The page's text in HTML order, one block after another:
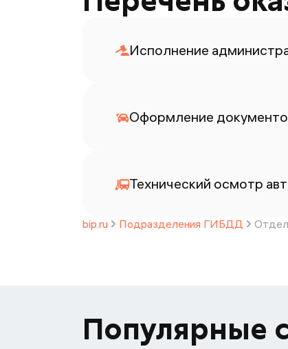
Исполнение
Оформление
Технический осмотр
bip.ru Подразделения ГИБДД
Популярные